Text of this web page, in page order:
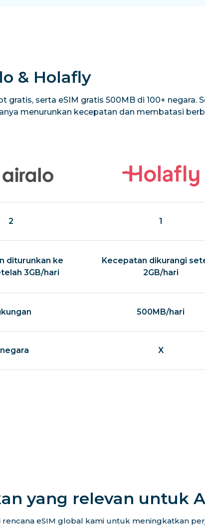
& Holafly
serta eSIM gratis 500MB di 100+ negara.
menurunkan kecepatan dan membatasi
2 1
diturunkan ke
3GB/hari
Kecepatan dikurangi
2GB/hari
500MB/hari
X
yang relevan untuk
eSIM global kami untuk meningkatkan